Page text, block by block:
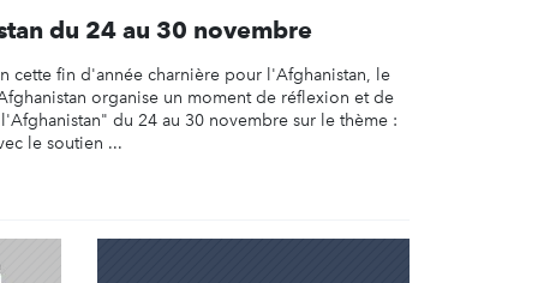
du 24 au 30 novembre
cette fin d'année charnière pour l'Afghanistan, le
organise un moment de réflexion et de
du 24 au 30 novembre sur le thème :
le soutien ...